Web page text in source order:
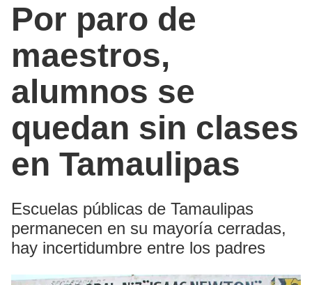
Por paro de
maestros,
alumnos se
quedan sin clases
en Tamaulipas
Escuelas públicas de Tamaulipas
permanecen en su mayoría cerradas,
hay incertidumbre entre los padres